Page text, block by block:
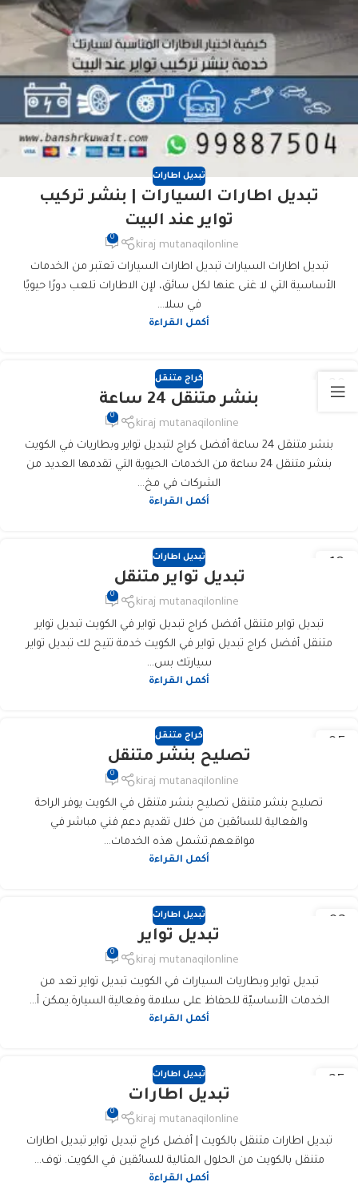
تبديل اطارات
تبديل اطارات السيارات | بنشر تركيب
تواير عند البيت
kiraj mutanaqilonline
0
تبديل اطارات السيارات تبديل اطارات السيارات تعتبر من الخدمات
الأساسية التي لا غنى عنها لكل سائق، لإن الاطارات تلعب دورًا حيويًا
في سلا...
أكمل القراءة
20
فبراير
كراج متنقل
بنشر متنقل 24 ساعة
kiraj mutanaqilonline
0
بنشر متنقل 24 ساعة أفضل كراج لتبديل تواير وبطاريات في الكويت
بنشر متنقل 24 ساعة من الخدمات الحيوية التي تقدمها العديد من
الشركات في مخ...
أكمل القراءة
تبديل اطارات
تبديل تواير متنقل
kiraj mutanaqilonline
0
تبديل تواير متنقل أفضل كراج تبديل تواير في الكويت تبديل تواير
متنقل أفضل كراج تبديل تواير في الكويت خدمة تتيح لك تبديل تواير
سيارتك بس...
أكمل القراءة
كراج متنقل
تصليح بنشر متنقل
kiraj mutanaqilonline
0
تصليح بنشر متنقل تصليح بنشر متنقل في الكويت يوفر الراحة
والفعالية للسائقين من خلال تقديم دعم فني مباشر في
مواقعهم.تشمل هذه الخدمات...
أكمل القراءة
تبديل اطارات
تبديل تواير
kiraj mutanaqilonline
0
تبديل تواير وبطاريات السيارات في الكويت تبديل تواير تعد من
الخدمات الأساسيّة للحفاظ على سلامة وفعالية السيارة.يمكن أ...
أكمل القراءة
تبديل اطارات
تبديل اطارات
kiraj mutanaqilonline
0
تبديل اطارات متنقل بالكويت | أفضل كراج تبديل تواير تبديل اطارات
متنقل بالكويت من الحلول المثالية للسائقين في الكويت. توف...
أكمل القراءة